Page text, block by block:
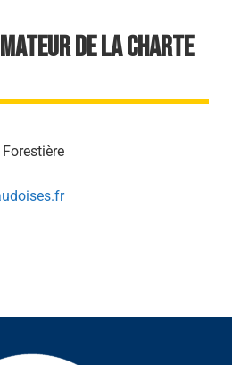
de la Charte